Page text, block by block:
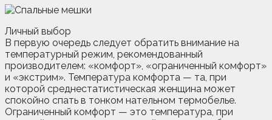
Личный выбор
В первую очередь следует обратить внимание на
температурный режим, рекомендованный
производителем: «комфорт», «ограниченный комфорт»
и «экстрим». Температура комфорта — та, при
которой среднестатистическая женщина может
спокойно спать в тонком нательном термобелье.
Ограниченный комфорт — это температура, при